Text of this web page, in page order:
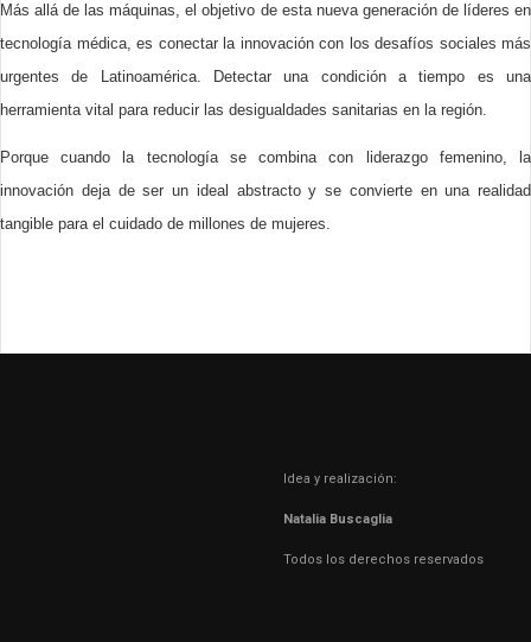
Más allá de las máquinas, el objetivo de esta nueva generación de líderes en
tecnología médica, es conectar la innovación con los desafíos sociales más
urgentes de Latinoamérica. Detectar una condición a tiempo es una
herramienta vital para reducir las desigualdades sanitarias en la región.
Porque cuando la tecnología se combina con liderazgo femenino, la
innovación deja de ser un ideal abstracto y se convierte en una realidad
tangible para el cuidado de millones de mujeres.
Idea y realización:
Natalia Buscaglia
Todos los derechos reservados